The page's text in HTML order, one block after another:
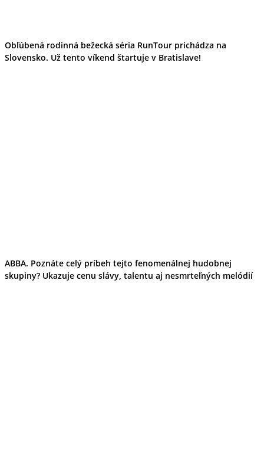
Obľúbená rodinná bežecká séria RunTour prichádza na
Slovensko. Už tento víkend štartuje v Bratislave!
ABBA. Poznáte celý príbeh tejto fenomenálnej hudobnej
skupiny? Ukazuje cenu slávy, talentu aj nesmrteľných melódií